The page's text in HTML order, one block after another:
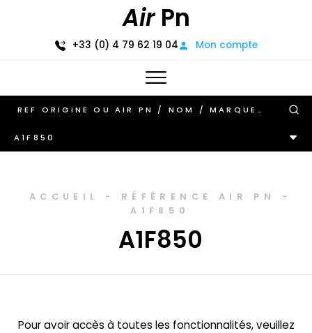
AirPn
+33 (0) 4 79 62 19 04 Mon compte
A1F850
ACCUEIL - RÉFÉRENCE AIR PN
-
A1F850
A1F850
Pour avoir accès à toutes les fonctionnalités, veuillez